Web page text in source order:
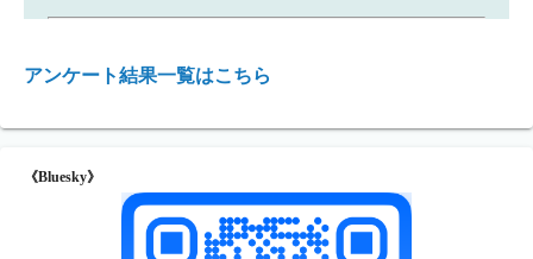
アンケート結果一覧はこちら
《Bluesky》